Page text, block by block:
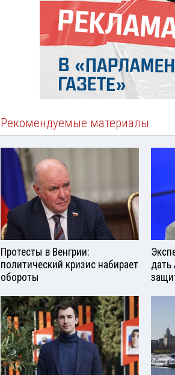
Рекомендуемые материалы
Протесты в Венгрии:
политический кризис набирает
обороты